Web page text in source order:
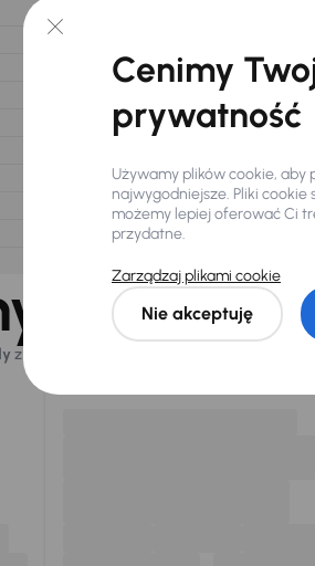
dla Ciebie
z naszej oferty. Kupimy dla Ciebie
Cenimy
prywatność
Używamy plików cookie, aby
najwygodniejsze. Pliki cookie
możemy lepiej oferować Ci
przydatne.
Zarządzaj plikami cookie
Nie akceptuję